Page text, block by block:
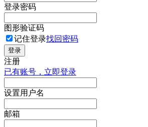
登录密码
图形验证码
记住登录找回密码
登录
注册
已有账号，立即登录
设置用户名
邮箱